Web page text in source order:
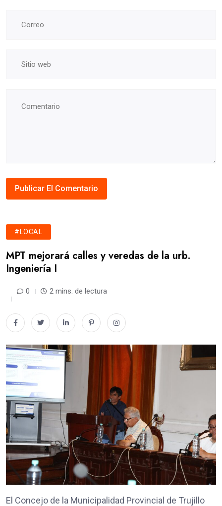
#LOCAL
MPT mejorará calles y veredas de la urb.
Ingeniería I
0 2 mins. de lectura
El Concejo de la Municipalidad Provincial de Trujillo